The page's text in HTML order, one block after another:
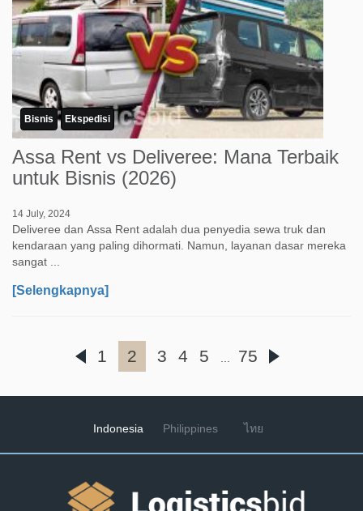
Bisnis Ekspedisi
Assa Rent vs Deliveree: Mana Terbaik
untuk Bisnis (2026)
14 July, 2024
Deliveree dan Assa Rent adalah dua penyedia sewa truk dan
kendaraan yang paling dihormati. Namun, layanan dasar mereka
sangat ...
[Selengkapnya]
1 2 3 4 5 75
Indonesia Philippines ไทย